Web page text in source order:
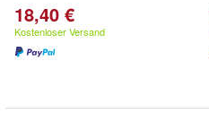
18,40 €
Kostenloser Versand